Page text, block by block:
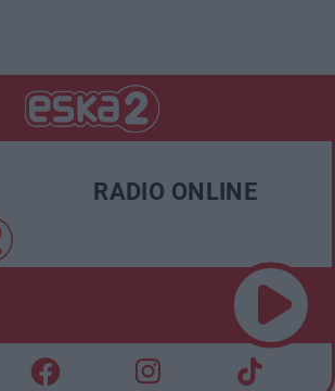
RADIO ONLINE